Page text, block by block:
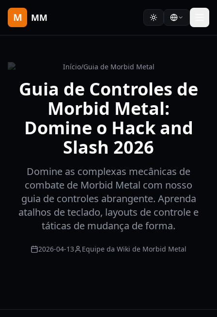
M MM
Início/Guia de Morbid Metal
Guia de Controles de
Morbid Metal:
Domine o Hack and
Slash 2026
Domine as complexas mecânicas de
combate de Morbid Metal com nosso
guia de controles abrangente. Aprenda
atalhos de teclado, layouts de controle e
táticas de mudança de forma.
2026-04-13 Equipe da Wiki de Morbid Metal